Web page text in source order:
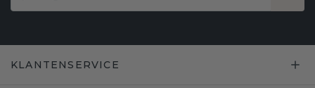
KLANTENSERVICE